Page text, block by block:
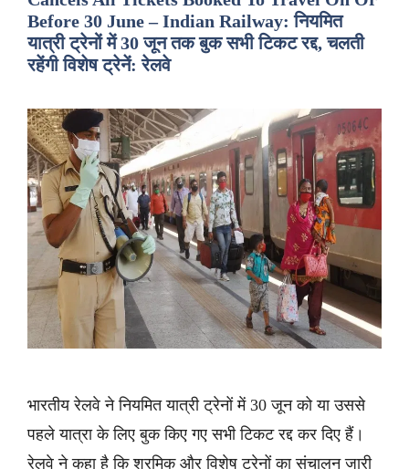
Before 30 June – Indian Railway: नियमित
यात्री ट्रेनों में 30 जून तक बुक सभी टिकट रद्द, चलती
रहेंगी विशेष ट्रेनें: रेलवे
भारतीय रेलवे ने नियमित यात्री ट्रेनों में 30 जून को या उससे
पहले यात्रा के लिए बुक किए गए सभी टिकट रद्द कर दिए हैं।
रेलवे ने कहा है कि श्रमिक और विशेष ट्रेनों का संचालन जारी